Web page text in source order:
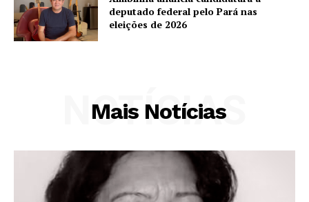
deputado federal pelo Pará nas
eleições de 2026
Mais Notícias
NOTÍCIAS